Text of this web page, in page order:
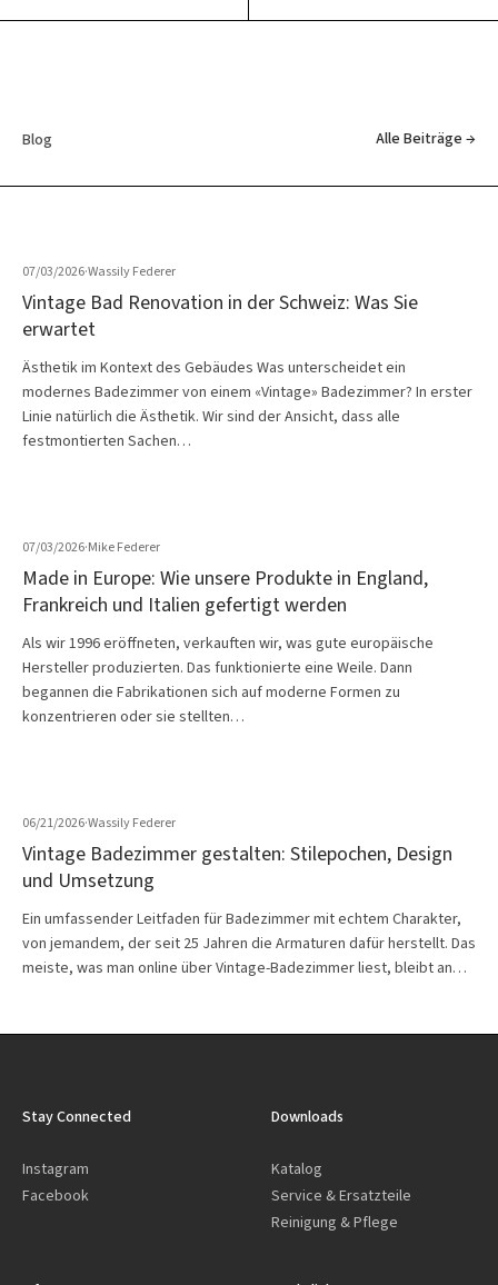
Blog Alle Beiträge →
07/03/2026·Wassily Federer
Vintage Bad Renovation in der Schweiz: Was Sie
erwartet
Ästhetik im Kontext des Gebäudes Was unterscheidet ein
modernes Badezimmer von einem «Vintage» Badezimmer? In erster
Linie natürlich die Ästhetik. Wir sind der Ansicht, dass alle
festmontierten Sachen…
07/03/2026·Mike Federer
Made in Europe: Wie unsere Produkte in England,
Frankreich und Italien gefertigt werden
Als wir 1996 eröffneten, verkauften wir, was gute europäische
Hersteller produzierten. Das funktionierte eine Weile. Dann
begannen die Fabrikationen sich auf moderne Formen zu
konzentrieren oder sie stellten…
06/21/2026·Wassily Federer
Vintage Badezimmer gestalten: Stilepochen, Design
und Umsetzung
Ein umfassender Leitfaden für Badezimmer mit echtem Charakter,
von jemandem, der seit 25 Jahren die Armaturen dafür herstellt. Das
meiste, was man online über Vintage-Badezimmer liest, bleibt an…
Stay Connected
Instagram
Facebook
Downloads
Katalog
Service & Ersatzteile
Reinigung & Pflege